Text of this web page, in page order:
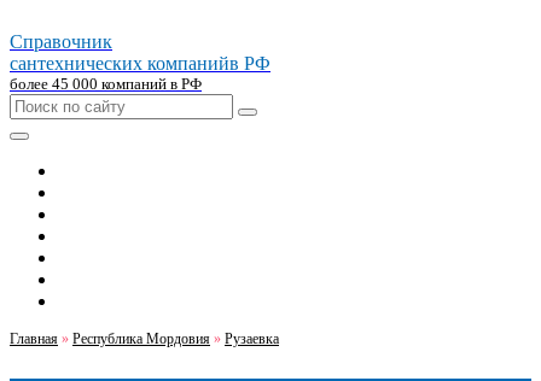
Справочник
сантехнических компанийв РФ
более 45 000 компаний в РФ
Главная » Республика Мордовия » Рузаевка